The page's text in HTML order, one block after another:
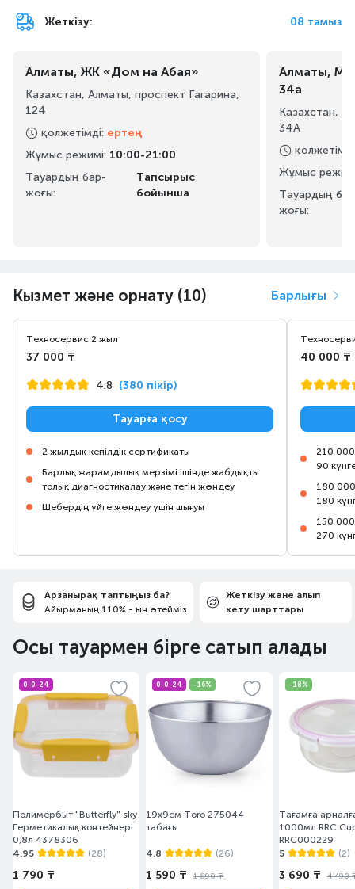
Жеткізу: 08 тамыз
Алматы, ЖК «Дом на Абая»
Казахстан, Алматы, проспект Гагарина,
124
қолжетімді: ертең
Жұмыс режимі: 10:00-21:00
Тауардың бар-
жоғы:
Тапсырыс
бойынша
Алматы,
34а
Казахстан,
34А
қолжетімді
Жұмыс
Тауардың
жоғы:
Кызмет және орнату (10) Барлығы
Техносервис 2 жыл
37 000 ₸
4.8 (380 пікір)
Тауарға қосу
2 жылдық кепілдік сертификаты
Барлық жарамдылық мерзімі ішінде жабдықты
толық диагностикалау және тегін жөндеу
Шебердің үйге жөндеу үшін шығуы
40 000 ₸
210 000
90
180 000
180
150 000
270
Арзанырақ таптыңыз ба?
Айырманың 110% - ын өтейміз
Жеткізу және алып
кету шарттары
Осы тауармен бірге сатып алады
0-0-24
Полимербыт "Butterfly" sky
Герметикалық контейнері
0,8л 4378306
4.95
(28)
1 790 ₸
0-0-24 -16%
19х9см Toro 275044
табағы
4.8 (26)
1 590 ₸ 1 890 ₸
-18%
Тағамға
1000мл RRC
RRC000229
5
(2)
3 690 ₸ 4 490